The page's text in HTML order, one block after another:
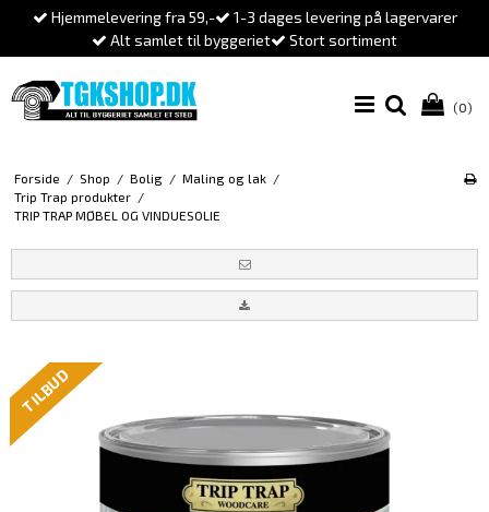
Hjemmelevering fra 59,-
1-3 dages levering på lagervarer
Alt samlet til byggeriet
Stort sortiment
(0)
Forside / Shop / Bolig / Maling og lak /
Trip Trap produkter /
TRIP TRAP MØBEL OG VINDUESOLIE
TILBUD